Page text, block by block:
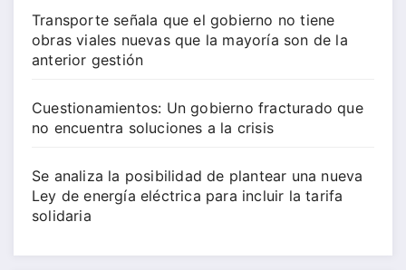
Transporte señala que el gobierno no tiene
obras viales nuevas que la mayoría son de la
anterior gestión
Cuestionamientos: Un gobierno fracturado que
no encuentra soluciones a la crisis
Se analiza la posibilidad de plantear una nueva
Ley de energía eléctrica para incluir la tarifa
solidaria